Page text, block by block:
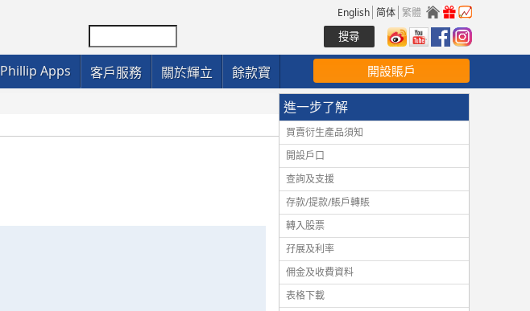
English 简体 繁體
Phillip Apps 客戶服務 關於輝立 餘款寶 開設賬戶
進一步了解
買賣衍生產品須知
開設戶口
查詢及支援
存款/提款/賬戶轉賬
轉入股票
孖展及利率
佣金及收費資料
表格下載